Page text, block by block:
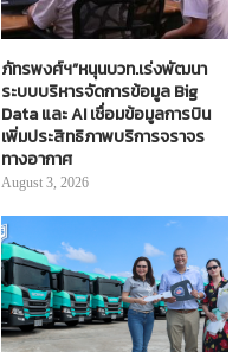
ภัทรพงศ์ฯ”หนุนบวท.เร่งพัฒนา
ระบบบริหารจัดการข้อมูล Big
Data และ AI เชื่อมข้อมูลการบิน
เพิ่มประสิทธิภาพบริการจราจร
ทางอากาศ
August 3, 2026